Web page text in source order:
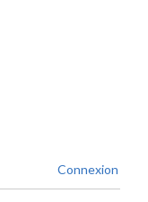
Connexion